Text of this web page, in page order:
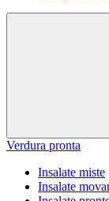
Verdura pronta
Insalate miste
Insalate